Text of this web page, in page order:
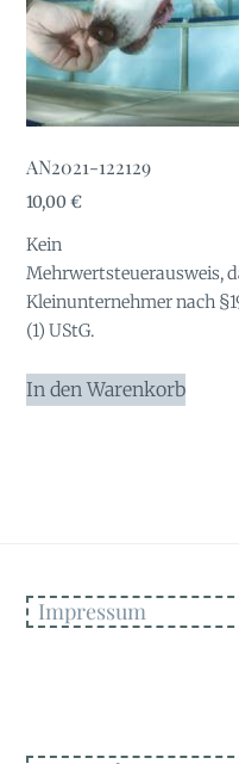
AN2021-122129
10,00€
Kein
Mehrwertsteuerausweis,
Kleinunternehmer nach
(1) UStG.
In den Warenkorb
Impressum